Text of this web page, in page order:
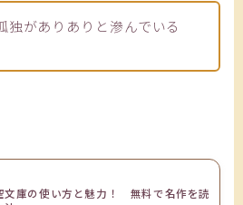
独がありありと滲んでいる
文庫の使い方と魅力！ 無料で名作を読